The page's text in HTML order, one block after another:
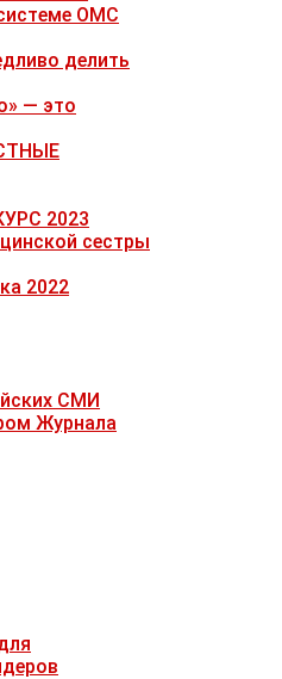
ОМС
делить
— это
2023
сестры
2022
СМИ
Журнала